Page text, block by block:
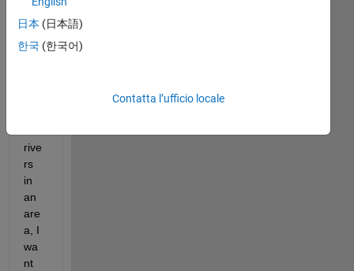
con
tain
rive
rs
in
an
are
a, I
wa
nt
日本 (日本語)
한국 (한국어)
Contatta l’ufficio locale